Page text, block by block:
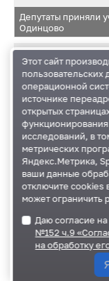
Депутаты приняли
Одинцово
Старый Городок
Этот сайт
пользовательских
операционной
источнике
открытых
функционирования
исследований, в
метрических
Яндекс.Метрика,
ваши данные
отключите cookies
может ограничить
Даю согласие
№152 ч.9
на обработку